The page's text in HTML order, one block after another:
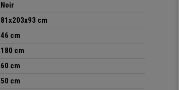
Noir
81x203x93 cm
46 cm
180 cm
60 cm
50 cm